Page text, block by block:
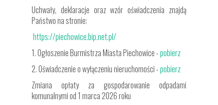
Uchwały, deklaracje oraz wzór oświadczenia znajdą
Państwo na stronie:
https://piechowice.bip.net.pl/
1. Ogłoszenie Burmistrza Miasta Piechowice -pobierz
2. Oświadczenie o wyłączeniu nieruchomości -pobierz
Zmiana opłaty za gospodarowanie odpadami
komunalnymi od 1 marca 2026 roku